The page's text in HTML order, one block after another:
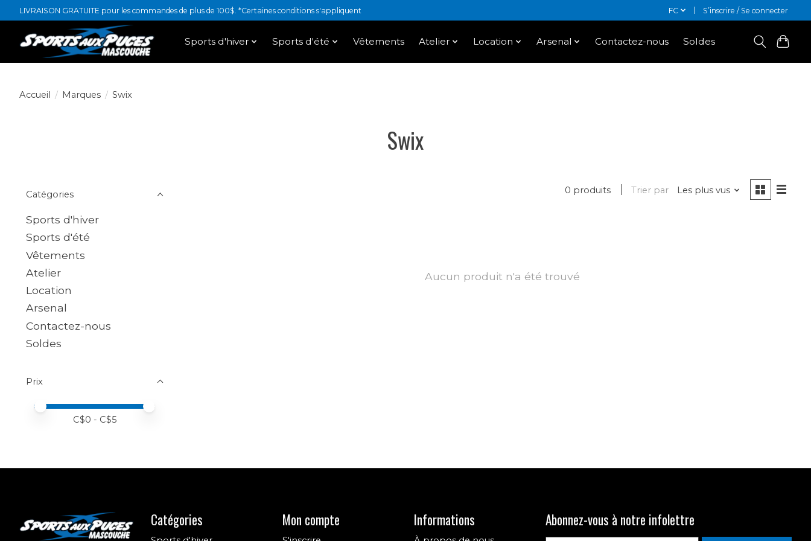
LIVRAISON GRATUITE pour les commandes de plus de 100$. *Certaines conditions s'appliquent FC S’inscrire / Se connecter
Sports d'hiver Sports d'été Vêtements Atelier Location Arsenal Contactez-nous Soldes
Accueil / Marques / Swix
Swix
Catégories
Sports d'hiver
Sports d'été
Vêtements
Atelier
Location
Arsenal
Contactez-nous
Soldes
Prix
Prix minimum
Price maximum value
C$0 - C$5
0 produits Trier par Les plus vus
Aucun produit n'a été trouvé
Catégories Mon compte Informations Abonnez-vous à notre infolettre